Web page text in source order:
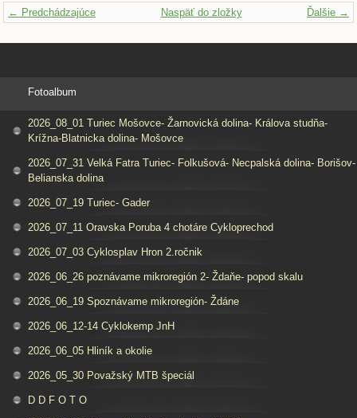
← Predchádzajúce Ďalšie →
Naspäť do zložky
Fotoalbum
2026_08_01 Turiec Mošovce- Žarnovická dolina- Králova studňa-
Krížna-Blatnicka dolina- Mošovce
2026_07_31 Velká Fatra Turiec- Folkušová- Necpalská dolina- Borišov-
Belianska dolina
2026_07_19 Turiec- Gader
2026_07_11 Oravska Poruba 4 chotáre Cykloprechod
2026_07_03 Cyklosplav Hron 2.ročnik
2026_06_26 poznávame mikroregión 2- Ždaňe- popod skalu
2026_06_19 Spoznávame mikroregión- Ždáne
2026_06_12-14 Cyklokemp JnH
2026_06_05 Hliník a okolie
2026_05_30 Považský MTB špeciál
D D F O T O